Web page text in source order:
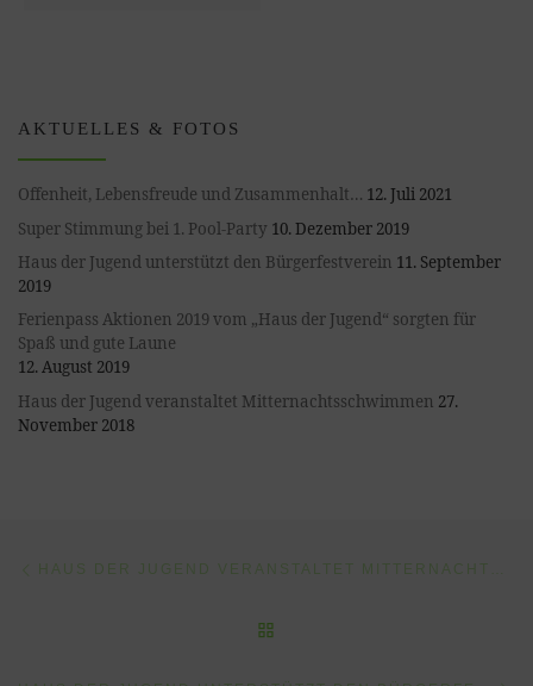
AKTUELLES & FOTOS
Offenheit, Lebensfreude und Zusammenhalt… 12. Juli 2021
Super Stimmung bei 1. Pool-Party 10. Dezember 2019
Haus der Jugend unterstützt den Bürgerfestverein 11. September
2019
Ferienpass Aktionen 2019 vom „Haus der Jugend“ sorgten für
Spaß und gute Laune
12. August 2019
Haus der Jugend veranstaltet Mitternachtsschwimmen 27.
November 2018
Beitragsnavigation